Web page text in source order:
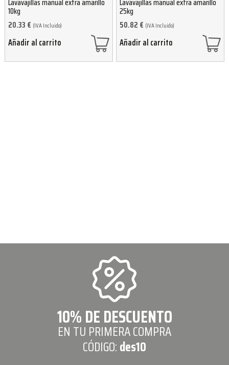
Lavavajillas manual extra amarillo
10kg
20.33 € (IVA Incluido)
Añadir al carrito
Lavavajillas manual extra amarillo
25kg
50.82 € (IVA Incluido)
Añadir al carrito
10% DE DESCUENTO
EN TU PRIMERA COMPRA
CÓDIGO:des10